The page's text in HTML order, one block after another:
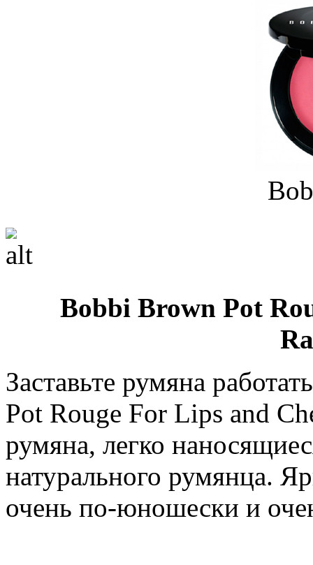
Bobbi Brown Pot
Заставьте румяна
Pot Rouge For Lips and
румяна, легко
натурального румянца.
очень по-юношески и